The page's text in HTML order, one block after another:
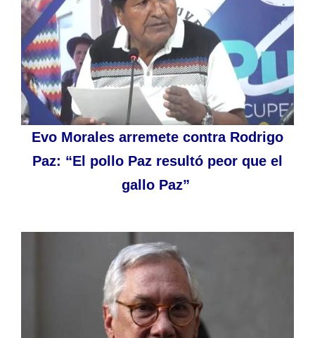
Evo Morales arremete contra Rodrigo
Paz: “El pollo Paz resultó peor que el
gallo Paz”